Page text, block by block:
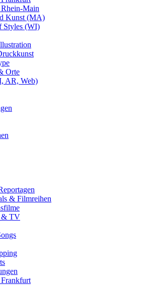
Main
Kunst (MA)
Styles (WI)
Orte
AR, Web)
& Filmreihen
& TV